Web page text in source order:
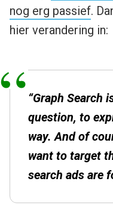
nog erg passief.
hier verandering in:
“Graph Search
question, to
way. And of
want to target
search ads are